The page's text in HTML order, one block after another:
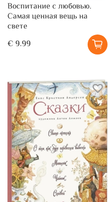
Воспитание с любовью.
Самая ценная вещь на
свете
€ 9.99